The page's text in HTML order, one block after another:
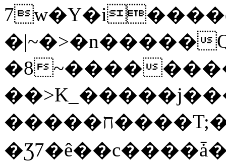
�|~�>�n�����
�8~����
�����ח����T;�uU�w��oovW�N�\�v�̓��N��6xz��z^��s�;